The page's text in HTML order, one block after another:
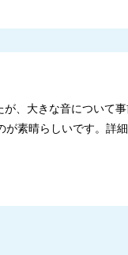
、大きな音について
素晴らしいです。詳